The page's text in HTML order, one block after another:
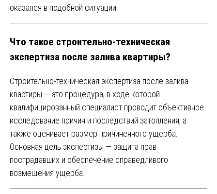
оказался в подобной ситуации.
Что такое строительно-техническая
экспертиза после залива квартиры?
Строительно-техническая экспертиза после залива
квартиры — это процедура, в ходе которой
квалифицированный специалист проводит объективное
исследование причин и последствий затопления, а
также оценивает размер причиненного ущерба.
Основная цель экспертизы — защита прав
пострадавших и обеспечение справедливого
возмещения ущерба.